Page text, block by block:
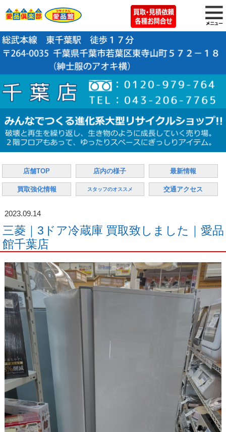
店舗TOP 店内の様子 最新情報
買取強化情報 スタッフのオススメ 交通アクセス
2023.09.14
三菱｜3ドア冷蔵庫 買取致しました｜愛品
館千葉店